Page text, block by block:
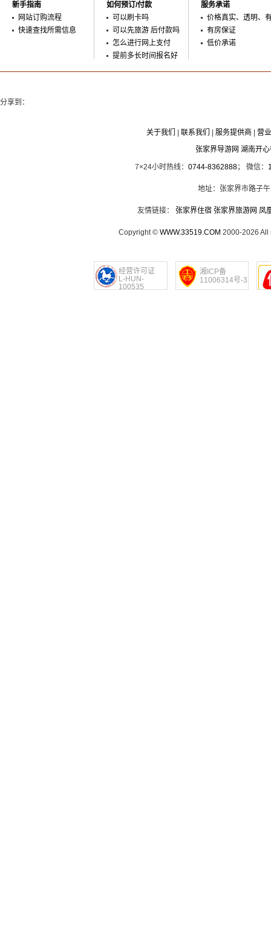
新手指南
网站订购流程
快速查找所需信息
如何预订/付款
可以刷卡吗
可以先旅游 后付款吗
怎么进行网上支付
提前多长时间报名好
服务承诺
价格真实、透明、
有房保证
低价承诺
分享到：
关于我们 联系我们 服务提供商
营
张家界导游网 湖南开
7×24小时热线： 0744-8362888； 微信：
地址：张家界市路子
友情链接： 张家界住宿 张家界旅游网 凤
Copyright © WWW.33519.COM 2000-2026 All
经营许可证
L-HUN-
100535
湘ICP备
11006314号-3